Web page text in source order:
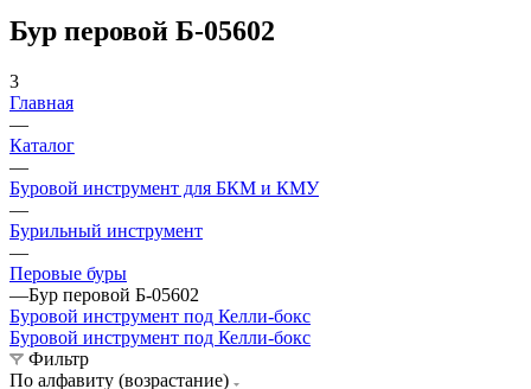
Бур перовой Б-05602
3
Главная
—
Каталог
—
Буровой инструмент для БКМ и КМУ
—
Бурильный инструмент
—
Перовые буры
—Бур перовой Б-05602
Буровой инструмент под Келли-бокс
Буровой инструмент под Келли-бокс
Фильтр
По алфавиту (возрастание)